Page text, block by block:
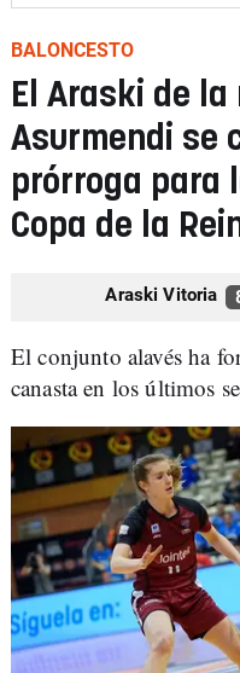
BALONCESTO
El Araski de
Asurmendi se
prórroga para
Copa de la
Araski Vitoria
El conjunto alavés ha
canasta en los últimos